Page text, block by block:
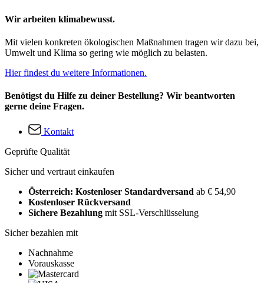
Wir arbeiten klimabewusst.
Mit vielen konkreten ökologischen Maßnahmen tragen wir dazu bei,
Umwelt und Klima so gering wie möglich zu belasten.
Hier findest du weitere Informationen.
Benötigst du Hilfe zu deiner Bestellung? Wir beantworten
gerne deine Fragen.
Kontakt
Geprüfte Qualität
Sicher und vertraut einkaufen
Österreich: Kostenloser Standardversand ab € 54,90
Kostenloser Rückversand
Sichere Bezahlung mit SSL-Verschlüsselung
Sicher bezahlen mit
Nachnahme
Vorauskasse